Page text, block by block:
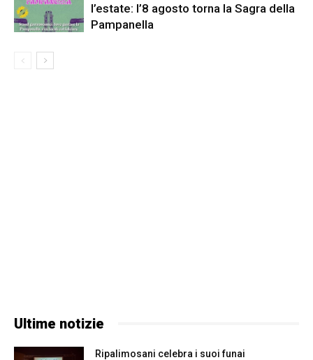
l’estate: l’8 agosto torna la Sagra della
Pampanella
Ultime notizie
Ripalimosani celebra i suoi funai